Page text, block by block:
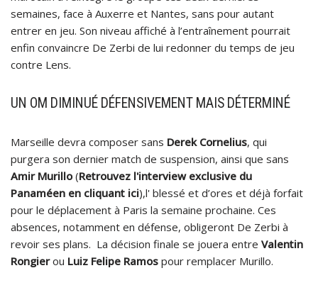
semaines, face à Auxerre et Nantes, sans pour autant
entrer en jeu. Son niveau affiché à l’entraînement pourrait
enfin convaincre De Zerbi de lui redonner du temps de jeu
contre Lens.
UN OM DIMINUÉ DÉFENSIVEMENT MAIS DÉTERMINÉ
Marseille devra composer sans Derek Cornelius, qui
purgera son dernier match de suspension, ainsi que sans
Amir Murillo(Retrouvez l'interview exclusive du
Panaméen en cliquant ici),l' blessé et d’ores et déjà forfait
pour le déplacement à Paris la semaine prochaine. Ces
absences, notamment en défense, obligeront De Zerbi à
revoir ses plans. La décision finale se jouera entre Valentin
Rongierou Luiz Felipe Ramos pour remplacer Murillo.